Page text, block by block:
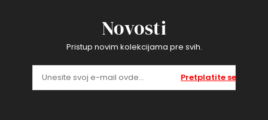
Novosti
Pristup novim kolekcijama pre svih.
Pretplatite se